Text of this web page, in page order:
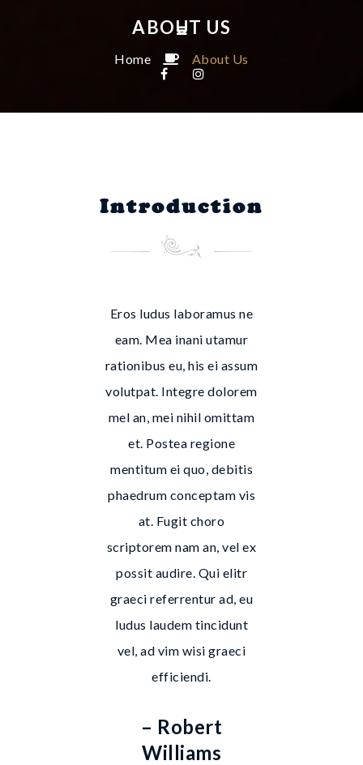
ABOUT US
Home About Us
Introduction
Eros ludus laboramus ne
eam. Mea inani utamur
rationibus eu, his ei assum
volutpat. Integre dolorem
mel an, mei nihil omittam
et. Postea regione
mentitum ei quo, debitis
phaedrum conceptam vis
at. Fugit choro
scriptorem nam an, vel ex
possit audire. Qui elitr
graeci referrentur ad, eu
ludus laudem tincidunt
vel, ad vim wisi graeci
efficiendi.
– Robert
Williams